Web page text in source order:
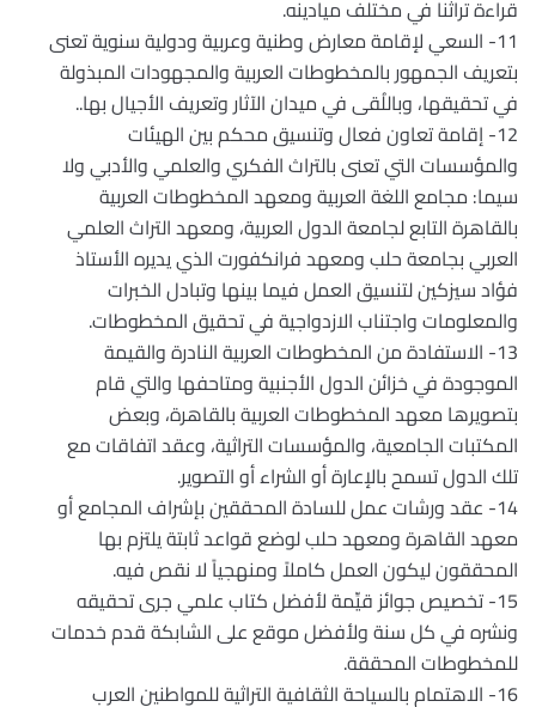
قراءة تراثنا في مختلف ميادينه.
11- السعي لإقامة معارض وطنية وعربية ودولية سنوية تعنى
بتعريف الجمهور بالمخطوطات العربية والمجهودات المبذولة
في تحقيقها، وباللُقى في ميدان الآثار وتعريف الأجيال بها..
12- إقامة تعاون فعال وتنسيق محكم بين الهيئات
والمؤسسات التي تعنى بالتراث الفكري والعلمي والأدبي ولا
سيما: مجامع اللغة العربية ومعهد المخطوطات العربية
بالقاهرة التابع لجامعة الدول العربية، ومعهد التراث العلمي
العربي بجامعة حلب ومعهد فرانكفورت الذي يديره الأستاذ
فؤاد سيزكين لتنسيق العمل فيما بينها وتبادل الخبرات
والمعلومات واجتناب الازدواجية في تحقيق المخطوطات.
13- الاستفادة من المخطوطات العربية النادرة والقيمة
الموجودة في خزائن الدول الأجنبية ومتاحفها والتي قام
بتصويرها معهد المخطوطات العربية بالقاهرة، وبعض
المكتبات الجامعية، والمؤسسات التراثية، وعقد اتفاقات مع
تلك الدول تسمح بالإعارة أو الشراء أو التصوير.
14- عقد ورشات عمل للسادة المحققين بإشراف المجامع أو
معهد القاهرة ومعهد حلب لوضع قواعد ثابتة يلتزم بها
المحققون ليكون العمل كاملاً ومنهجياً لا نقص فيه.
15- تخصيص جوائز قيِّمة لأفضل كتاب علمي جرى تحقيقه
ونشره في كل سنة ولأفضل موقع على الشابكة قدم خدمات
للمخطوطات المحققة.
16- الاهتمام بالسياحة الثقافية التراثية للمواطنين العرب